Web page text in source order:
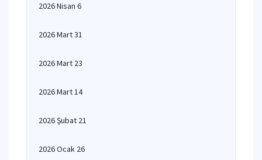
2026 Nisan 6
2026 Mart 31
2026 Mart 23
2026 Mart 14
2026 Şubat 21
2026 Ocak 26